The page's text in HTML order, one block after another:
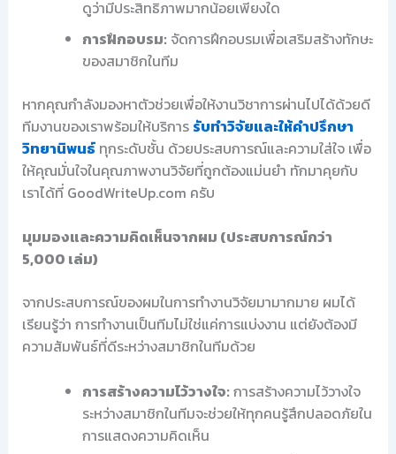
ดูว่ามีประสิทธิภาพมากน้อยเพียงใด
การฝึกอบรม: จัดการฝึกอบรมเพื่อเสริมสร้างทักษะ
ของสมาชิกในทีม
หากคุณกำลังมองหาตัวช่วยเพื่อให้งานวิชาการผ่านไปได้ด้วยดี
ทีมงานของเราพร้อมให้บริการ รับทำวิจัยและให้คำปรึกษา
วิทยานิพนธ์ทุกระดับชั้น ด้วยประสบการณ์และความใส่ใจ เพื่อ
ให้คุณมั่นใจในคุณภาพงานวิจัยที่ถูกต้องแม่นยำ ทักมาคุยกับ
เราได้ที่ GoodWriteUp.com ครับ
มุมมองและความคิดเห็นจากผม (ประสบการณ์กว่า
5,000 เล่ม)
จากประสบการณ์ของผมในการทำงานวิจัยมามากมาย ผมได้
เรียนรู้ว่า การทำงานเป็นทีมไม่ใช่แค่การแบ่งงาน แต่ยังต้องมี
ความสัมพันธ์ที่ดีระหว่างสมาชิกในทีมด้วย
การสร้างความไว้วางใจ: การสร้างความไว้วางใจ
ระหว่างสมาชิกในทีมจะช่วยให้ทุกคนรู้สึกปลอดภัยใน
การแสดงความคิดเห็น